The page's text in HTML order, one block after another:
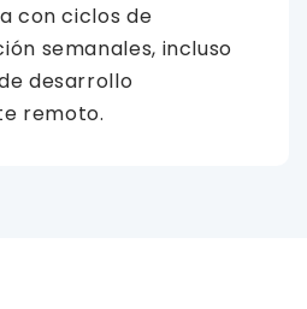
con ciclos de
semanales, incluso
desarrollo
remoto.